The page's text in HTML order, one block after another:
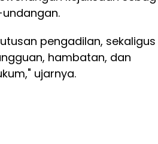
pengadilan, sekaligus
hambatan, dan
ujarnya.